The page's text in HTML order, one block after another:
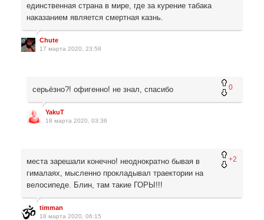
единственная страна в мире, где за курение табака
наказанием является смертная казнь.
Chute
17 марта 2020, 23:58
0
серьёзно?! офигенно! не знал, спасибо
YakuT
18 марта 2020, 03:36
+2
места зарешали конечно! неоднократно бывая в
гималаях, мысленно прокладывал траектории на
велосипеде. Блин, там такие ГОРЫ!!!
timman
18 марта 2020, 06:15